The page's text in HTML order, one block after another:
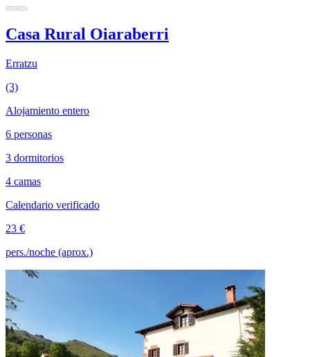
Casa Rural Oiaraberri
Erratzu
(3)
Alojamiento entero
6 personas
3 dormitorios
4 camas
Calendario verificado
23 €
pers./noche (aprox.)